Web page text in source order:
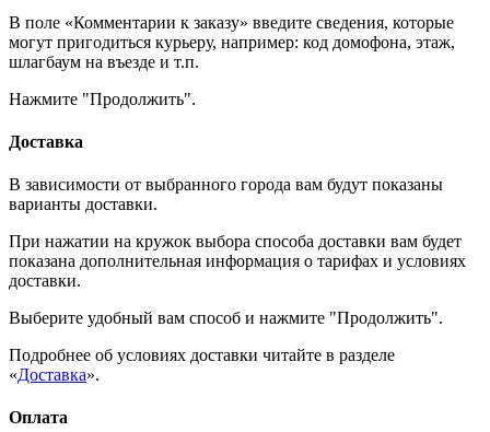
В поле «Комментарии к заказу» введите сведения, которые
могут пригодиться курьеру, например: код домофона, этаж,
шлагбаум на въезде и т.п.
Нажмите "Продолжить".
Доставка
В зависимости от выбранного города вам будут показаны
варианты доставки.
При нажатии на кружок выбора способа доставки вам будет
показана дополнительная информация о тарифах и условиях
доставки.
Выберите удобный вам способ и нажмите "Продолжить".
Подробнее об условиях доставки читайте в разделе
«Доставка».
Оплата